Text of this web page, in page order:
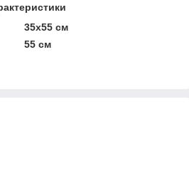
35х55 см
55 см